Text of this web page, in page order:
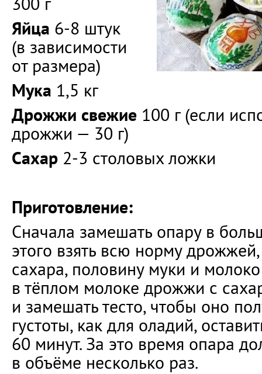
Яйца 6-8 штук
(в зависимости
от размера)
Мука 1,5 кг
Дрожжи свежие 100 г (если
дрожжи — 30 г)
Сахар 2-3 столовых ложки
Приготовление:
Сначала замешать опару в
этого взять всю норму
сахара, половину муки и
в тёплом молоке дрожжи с
и замешать тесто, чтобы оно
густоты, как для оладий,
60 минут. За это время опара
в объёме несколько раз.